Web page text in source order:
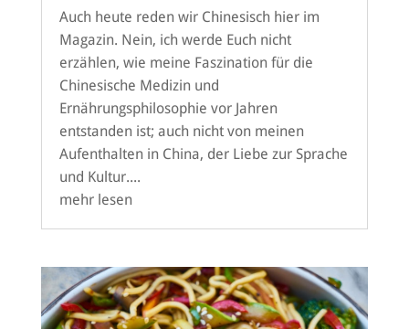
Auch heute reden wir Chinesisch hier im
Magazin. Nein, ich werde Euch nicht
erzählen, wie meine Faszination für die
Chinesische Medizin und
Ernährungsphilosophie vor Jahren
entstanden ist; auch nicht von meinen
Aufenthalten in China, der Liebe zur Sprache
und Kultur....
mehr lesen